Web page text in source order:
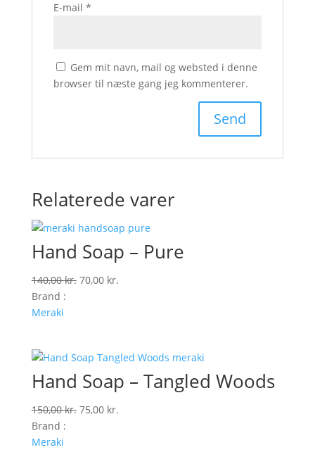
E-mail *
Gem mit navn, mail og websted i denne
browser til næste gang jeg kommenterer.
Relaterede varer
Hand Soap – Pure
140,00kr. Den
70,00 kr.Den
Brand :
Meraki
Hand Soap – Tangled Woods
150,00kr. Den
75,00 kr.Den
Brand :
Meraki